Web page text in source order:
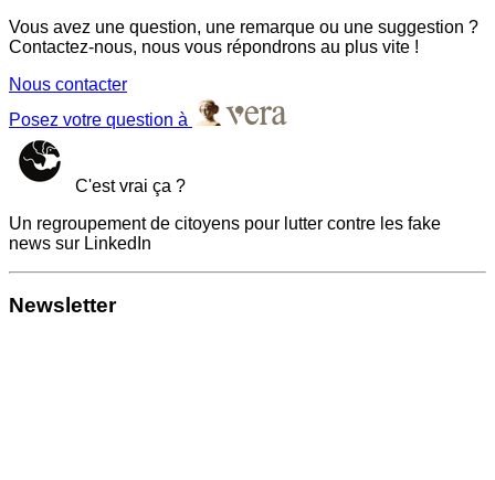
Vous avez une question, une remarque ou une suggestion ?
Contactez-nous, nous vous répondrons au plus vite !
Nous contacter
Posez votre question à
C'est vrai ça ?
Un regroupement de citoyens pour lutter contre les fake
news sur LinkedIn
Newsletter